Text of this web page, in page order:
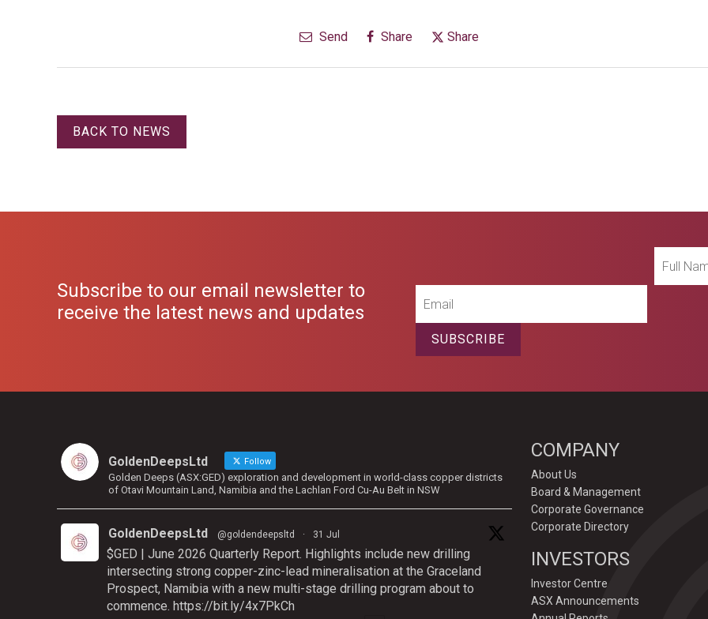
Send Share Share
BACK TO NEWS
Subscribe to our email newsletter to
receive the latest news and updates
Name
SUBSCRIBE
GoldenDeepsLtd Follow
Golden Deeps (ASX:GED) exploration and development in world-class copper districts
of Otavi Mountain Land, Namibia and the Lachlan Ford Cu-Au Belt in NSW
GoldenDeepsLtd @goldendeepsltd · 31 Jul
$GED | June 2026 Quarterly Report. Highlights include new drilling
intersecting strong copper-zinc-lead mineralisation at the Graceland
Prospect, Namibia with a new multi-stage drilling program about to
commence. https://bit.ly/4x7PkCh
COMPANY
About Us
Board & Management
Corporate Governance
Corporate Directory
INVESTORS
Investor Centre
ASX Announcements